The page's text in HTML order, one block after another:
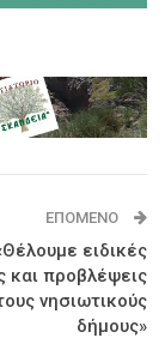
ΕΠΌΜΕΝΟ
ειδικές
και προβλέψεις
νησιωτικούς
δήμους»